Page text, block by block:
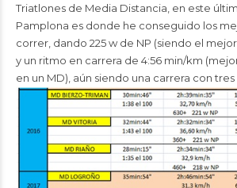
Triatlones de Media Distancia, en este
Pamplona es donde he conseguido los
correr, dando 225 w de NP (siendo el
y un ritmo en carrera de 4:56 min/km
en un MD), aún siendo una carrera con tres